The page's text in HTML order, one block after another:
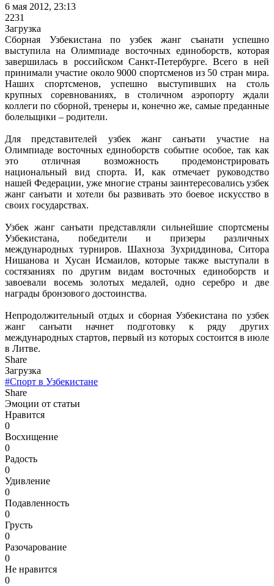
6 мая 2012, 23:13
2231
Загрузка
Сборная Узбекистана по узбек жанг съанати успешно
выступила на Олимпиаде восточных единоборств, которая
завершилась в российском Санкт-Петербурге. Всего в ней
принимали участие около 9000 спортсменов из 50 стран мира.
Наших спортсменов, успешно выступивших на столь
крупных соревнованиях, в столичном аэропорту ждали
коллеги по сборной, тренеры и, конечно же, самые преданные
болельщики – родители.
Для представителей узбек жанг санъати участие на
Олимпиаде восточных единоборств событие особое, так как
это отличная возможность продемонстрировать
национальный вид спорта. И, как отмечает руководство
нашей Федерации, уже многие страны заинтересовались узбек
жанг санъати и хотели бы развивать это боевое искусство в
своих государствах.
Узбек жанг санъати представляли сильнейшие спортсмены
Узбекистана, победители и призеры различных
международных турниров. Шахноза Зухриддинова, Ситора
Нишанова и Хусан Исмаилов, которые также выступали в
состязаниях по другим видам восточных единоборств и
завоевали восемь золотых медалей, одно серебро и две
награды бронзового достоинства.
Непродолжительный отдых и сборная Узбекистана по узбек
жанг санъати начнет подготовку к ряду других
международных стартов, первый из которых состоится в июле
в Литве.
Share
Загрузка
#Спорт в Узбекистане
Share
Эмоции от статьи
Нравится
0
Восхищение
0
Радость
0
Удивление
0
Подавленность
0
Грусть
0
Разочарование
0
Не нравится
0